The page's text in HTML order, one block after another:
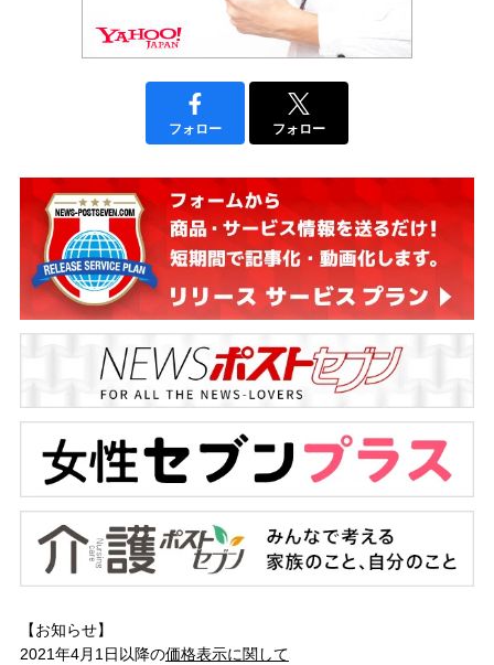
フォロー フォロー
【お知らせ】
2021年4月1日以降の価格表示に関して